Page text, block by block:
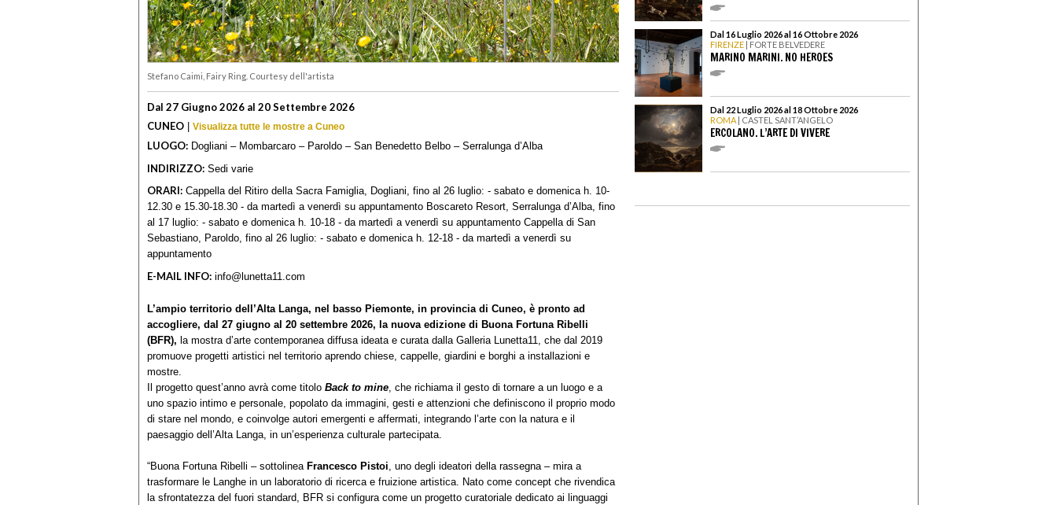
Stefano Caimi, Fairy Ring. Courtesy dell'artista
Dal 27 Giugno 2026 al 20 Settembre 2026
CUNEO | Visualizza tutte le mostre a Cuneo
LUOGO: Dogliani – Mombarcaro – Paroldo – San Benedetto Belbo – Serralunga d’Alba
INDIRIZZO: Sedi varie
ORARI: Cappella del Ritiro della Sacra Famiglia, Dogliani, fino al 26 luglio: - sabato e domenica h. 10-
12.30 e 15.30-18.30 - da martedì a venerdì su appuntamento Boscareto Resort, Serralunga d’Alba, fino
al 17 luglio: - sabato e domenica h. 10-18 - da martedì a venerdì su appuntamento Cappella di San
Sebastiano, Paroldo, fino al 26 luglio: - sabato e domenica h. 12-18 - da martedì a venerdì su
appuntamento
E-MAIL INFO: info@lunetta11.com
L’ampio territorio dell’Alta Langa, nel basso Piemonte, in provincia di Cuneo, è pronto ad
accogliere, dal 27 giugno al 20 settembre 2026, la nuova edizione di Buona Fortuna Ribelli
(BFR), la mostra d’arte contemporanea diffusa ideata e curata dalla Galleria Lunetta11, che dal 2019
promuove progetti artistici nel territorio aprendo chiese, cappelle, giardini e borghi a installazioni e
mostre.
Il progetto quest’anno avrà come titolo Back to mine, che richiama il gesto di tornare a un luogo e a
uno spazio intimo e personale, popolato da immagini, gesti e attenzioni che definiscono il proprio modo
di stare nel mondo, e coinvolge autori emergenti e affermati, integrando l’arte con la natura e il
paesaggio dell’Alta Langa, in un’esperienza culturale partecipata.
“Buona Fortuna Ribelli – sottolinea Francesco Pistoi, uno degli ideatori della rassegna – mira a
trasformare le Langhe in un laboratorio di ricerca e fruizione artistica. Nato come concept che rivendica
la sfrontatezza del fuori standard, BFR si configura come un progetto curatoriale dedicato ai linguaggi
Dal 16 Luglio 2026 al 16 Ottobre 2026
FIRENZE | FORTE BELVEDERE
MARINO MARINI. NO HEROES
Dal 22 Luglio 2026 al 18 Ottobre 2026
ROMA | CASTEL SANT’ANGELO
ERCOLANO. L’ARTE DI VIVERE